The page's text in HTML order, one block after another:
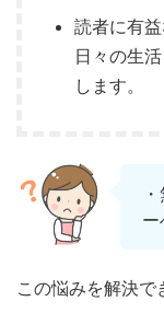
読者に有
日々の生
します。
この悩みを解決で